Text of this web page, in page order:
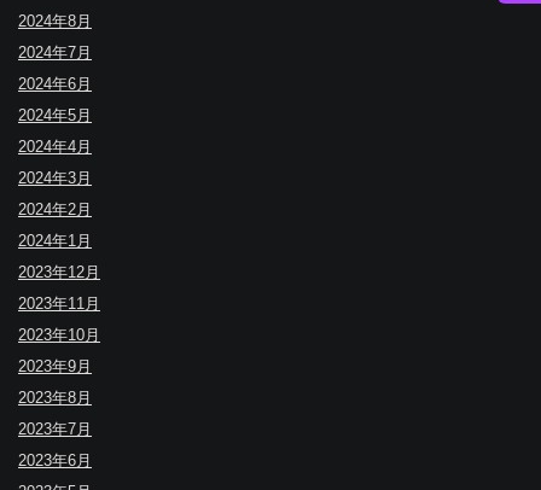
2024年8月
2024年7月
2024年6月
2024年5月
2024年4月
2024年3月
2024年2月
2024年1月
2023年12月
2023年11月
2023年10月
2023年9月
2023年8月
2023年7月
2023年6月